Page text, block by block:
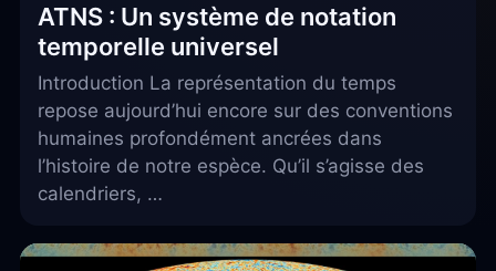
ATNS : Un système de notation
temporelle universel
Introduction La représentation du temps
repose aujourd’hui encore sur des conventions
humaines profondément ancrées dans
l’histoire de notre espèce. Qu’il s’agisse des
calendriers, …